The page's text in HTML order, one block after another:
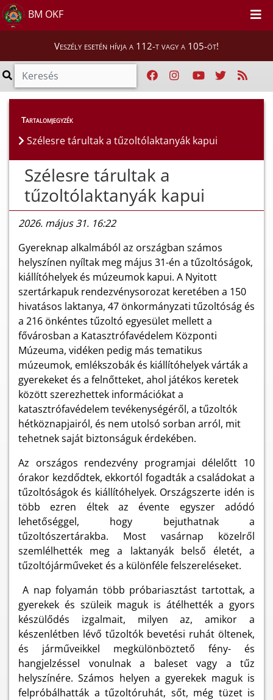
BM OKF
Veszély esetén hívja a 112-t vagy a 105-öt!
Híreink > Hírek
Tartalomjegyzék
Szélesre tárultak a tűzoltólaktanyák kapui
Szélesre tárultak a
tűzoltólaktanyák kapui
2026. május 31. 16:22
Gyereknap alkalmából az országban számos
helyszínen nyíltak meg május 31-én a tűzoltóságok,
kiállítóhelyek és múzeumok kapui. A Nyitott
szertárkapuk rendezvénysorozat keretében a 150
hivatásos laktanya, 47 önkormányzati tűzoltóság és
a 216 önkéntes tűzoltó egyesület mellett a
fővárosban a Katasztrófavédelem Központi
Múzeuma, vidéken pedig más tematikus
múzeumok, emlékszobák és kiállítóhelyek várták a
gyerekeket és a felnőtteket, ahol játékos keretek
között szerezhettek információkat a
katasztrófavédelem tevékenységéről, a tűzoltók
hétköznapjairól, és nem utolsó sorban arról, mit
tehetnek saját biztonságuk érdekében.
Az országos rendezvény programjai délelőtt 10
órakor kezdődtek, ekkortól fogadták a családokat a
tűzoltóságok és kiállítóhelyek. Országszerte idén is
több ezren éltek az évente egyszer adódó
lehetőséggel, hogy bejuthatnak a
tűzoltószertárakba. Most vasárnap közelről
szemlélhették meg a laktanyák belső életét, a
tűzoltójárműveket és a különféle felszereléseket.
A nap folyamán több próbariasztást tartottak, a
gyerekek és szüleik maguk is átélhették a gyors
készülődés izgalmait, milyen az, amikor a
készenlétben lévő tűzoltók bevetési ruhát öltenek,
és járműveikkel megkülönböztető fény- és
hangjelzéssel vonulnak a baleset vagy a tűz
helyszínére. Számos helyen a gyerekek maguk is
felpróbálhatták a tűzoltóruhát, sőt, még tüzet is